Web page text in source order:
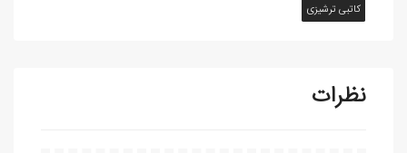
کاتبی ترشیزی
نظرات